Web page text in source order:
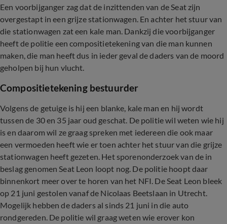
Een voorbijganger zag dat de inzittenden van de Seat zijn
overgestapt in een grijze stationwagen. En achter het stuur van
die stationwagen zat een kale man. Dankzij die voorbijganger
heeft de politie een compositietekening van die man kunnen
maken, die man heeft dus in ieder geval de daders van de moord
geholpen bij hun vlucht.
Compositietekening bestuurder
Volgens de getuige is hij een blanke, kale man en hij wordt
tussen de 30 en 35 jaar oud geschat. De politie wil weten wie hij
is en daarom wil ze graag spreken met iedereen die ook maar
een vermoeden heeft wie er toen achter het stuur van die grijze
stationwagen heeft gezeten. Het sporenonderzoek van de in
beslag genomen Seat Leon loopt nog. De politie hoopt daar
binnenkort meer over te horen van het NFI. De Seat Leon bleek
op 21 juni gestolen vanaf de Nicolaas Beetslaan in Utrecht.
Mogelijk hebben de daders al sinds 21 juni in die auto
rondgereden. De politie wil graag weten wie erover kon